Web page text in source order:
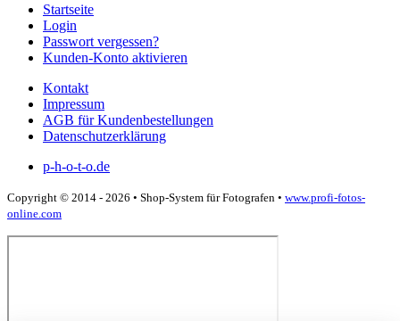
Startseite
Login
Passwort vergessen?
Kunden-Konto aktivieren
Kontakt
Impressum
AGB für Kundenbestellungen
Datenschutzerklärung
p-h-o-t-o.de
Copyright © 2014 - 2026 • Shop-System für Fotografen • www.profi-fotos-
online.com